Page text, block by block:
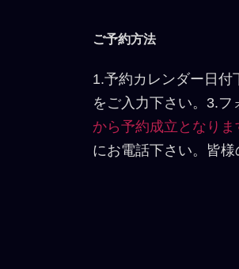
ご予約方法
1.予約カレンダー日付
をご入力下さい。3.フ
から予約成立となりま
にお電話下さい。皆様